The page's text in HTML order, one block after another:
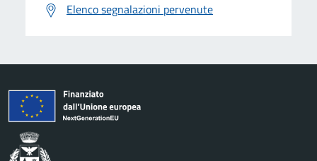
Elenco segnalazioni pervenute